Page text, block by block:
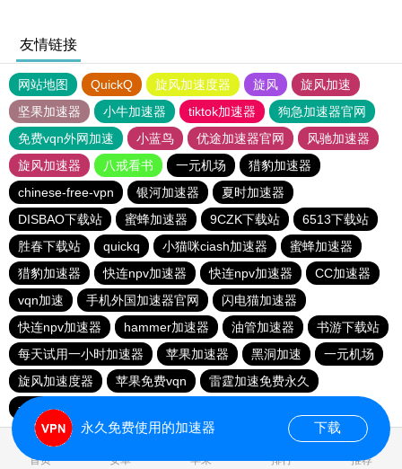
友情链接
网站地图 QuickQ 旋风加速度器 旋风
旋风加速
坚果加速器
小牛加速器 tiktok加速器
狗急加速器官网
免费vqn外网加速
小蓝鸟 优途加速器官网
风驰加速器
旋风加速器
八戒看书 一元机场
猎豹加速器
chinese-free-vpn
银河加速器
夏时加速器
DISBAO下载站
蜜蜂加速器 9CZK下载站
6513下载站
胜春下载站
quickq 小猫咪ciash加速器
蜜蜂加速器
猎豹加速器
快连npv加速器 快连npv加速器
CC加速器
vqn加速
手机外国加速器官网
闪电猫加速器
快连npv加速器
hammer加速器 油管加速器
书游下载站
每天试用一小时加速器
苹果加速器 黑洞加速
一元机场
旋风加速度器
苹果免费vqn
雷霆加速免费永久
一元机场
首页 安卓 苹果 排行 推荐
永久免费使用的加速器 下载
0.171792s